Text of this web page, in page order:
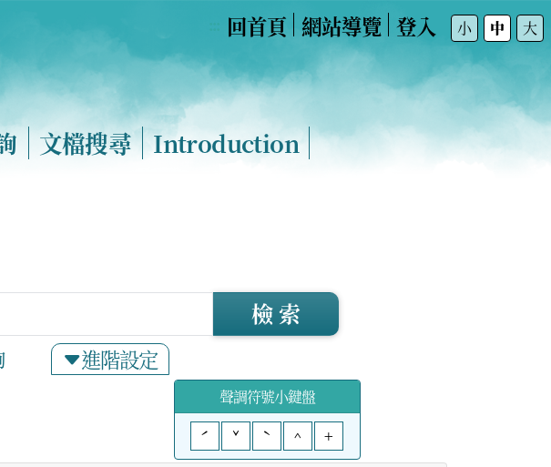
回首頁 網站導覽 登入 小 中 大
文檔搜尋 Introduction
進階設定
檢 索
聲調符號小鍵盤
ˊ
ˇ ˋ ^ +